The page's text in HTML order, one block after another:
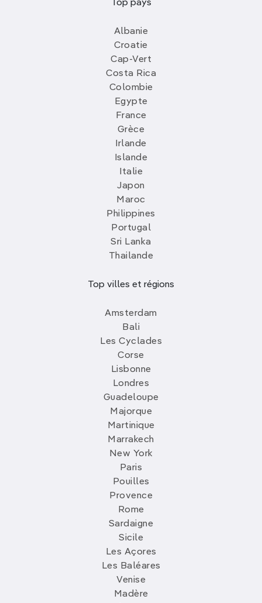
Top pays
Albanie
Croatie
Cap-Vert
Costa Rica
Colombie
Egypte
France
Grèce
Irlande
Islande
Italie
Japon
Maroc
Philippines
Portugal
Sri Lanka
Thailande
Top villes et régions
Amsterdam
Bali
Les Cyclades
Corse
Lisbonne
Londres
Guadeloupe
Majorque
Martinique
Marrakech
New York
Paris
Pouilles
Provence
Rome
Sardaigne
Sicile
Les Açores
Les Baléares
Venise
Madère